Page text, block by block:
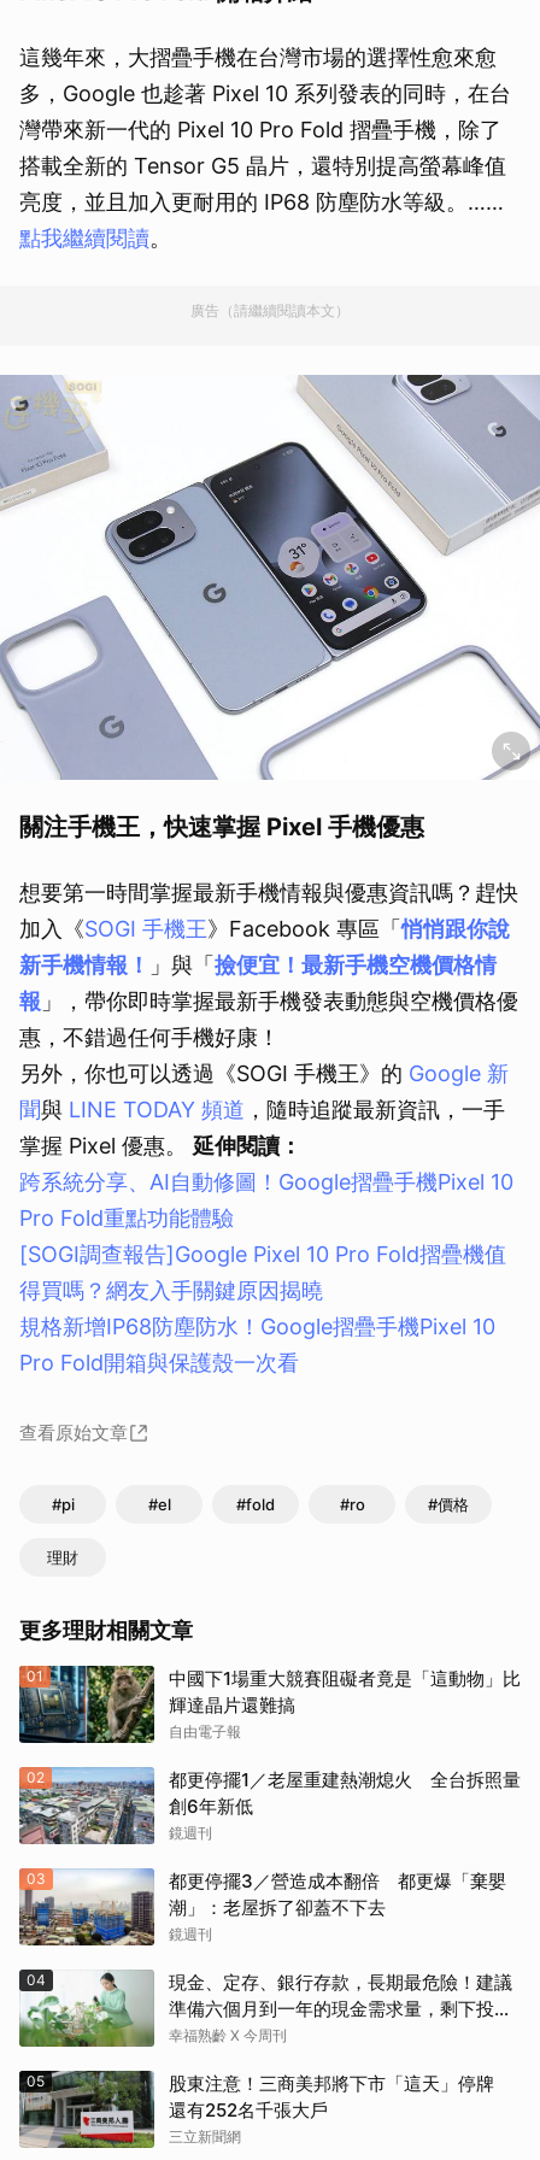
這幾年來，大摺疊手機在台灣市場的選擇性愈來愈
多，Google 也趁著 Pixel 10 系列發表的同時，在台
灣帶來新一代的 Pixel 10 Pro Fold 摺疊手機，除了
搭載全新的 Tensor G5 晶片，還特別提高螢幕峰值
亮度，並且加入更耐用的 IP68 防塵防水等級。……
點我繼續閱讀。
廣告（請繼續閱讀本文）
關注手機王，快速掌握 Pixel 手機優惠
想要第一時間掌握最新手機情報與優惠資訊嗎？趕快
加入《SOGI 手機王》Facebook 專區「悄悄跟你說
新手機情報！
」與「撿便宜！最新手機空機價格情
報 」，帶你即時掌握最新手機發表動態與空機價格優
惠，不錯過任何手機好康！
另外，你也可以透過《SOGI 手機王》的 Google 新
聞與 LINE TODAY 頻道 ，隨時追蹤最新資訊，一手
掌握 Pixel 優惠。 延伸閱讀：
跨系統分享、AI自動修圖！Google摺疊手機Pixel 10
Pro Fold重點功能體驗
[SOGI調查報告]Google Pixel 10 Pro Fold摺疊機值
得買嗎？網友入手關鍵原因揭曉
規格新增IP68防塵防水！Google摺疊手機Pixel 10
Pro Fold開箱與保護殼一次看
查看原始文章
#pi #el #fold #ro #價格
理財
更多理財相關文章
01
中國下1場重大競賽阻礙者竟是「這動物」比
輝達晶片還難搞
自由電子報
02
都更停擺1／老屋重建熱潮熄火 全台拆照量
創6年新低
鏡週刊
03
都更停擺3／營造成本翻倍 都更爆「棄嬰
潮」：老屋拆了卻蓋不下去
鏡週刊
04
現金、定存、銀行存款，長期最危險！建議
準備六個月到一年的現金需求量，剩下投資
這2個
幸福熟齡 X 今周刊
05
股東注意！三商美邦將下市「這天」停牌
還有252名千張大戶
三立新聞網